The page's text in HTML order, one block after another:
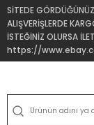
SİTEDE
ALIŞVERİŞLERDE
İSTEĞİNİZ OLURSA
https://